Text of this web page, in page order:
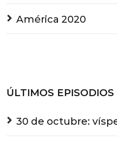
América 2020
ÚLTIMOS EPISODIOS
30 de octubre: